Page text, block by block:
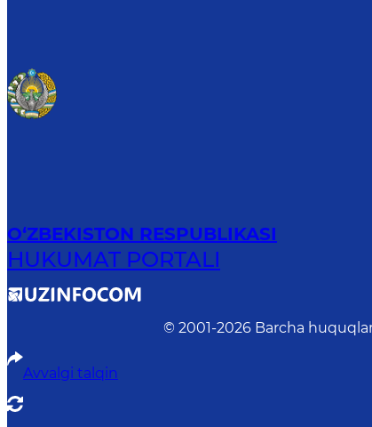
O‘ZBEKISTON RESPUBLIKASI
HUKUMAT PORTALI
© 2001-2026 Barcha
Avvalgi talqin